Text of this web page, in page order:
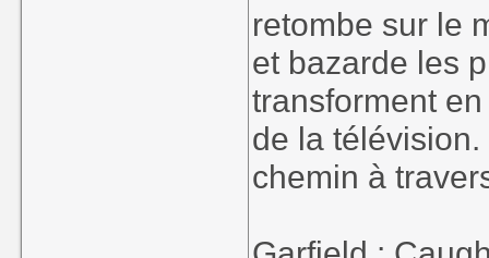
retombe sur le
et bazarde les
transforment
de la
chemin à